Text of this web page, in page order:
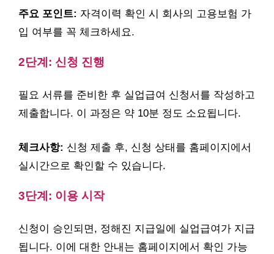
주요 포인트: 자격이력 확인 시 회사의 고용보험 가
입 여부를 꼭 체크하세요.
2단계: 신청 진행
필요 서류를 준비한 후 실업급여 신청서를 작성하고
제출합니다. 이 과정은 약 10분 정도 소요됩니다.
체크사항: 신청 제출 후, 신청 상태를 홈페이지에서
실시간으로 확인할 수 있습니다.
3단계: 이용 시작
신청이 승인되면, 정해진 지급일에 실업급여가 지급
됩니다. 이에 대한 안내는 홈페이지에서 확인 가능